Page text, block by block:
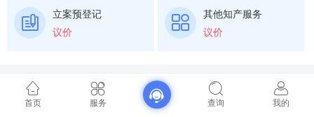
立案预登记
议价
其他知产服务
议价
首页 服务 查询 我的